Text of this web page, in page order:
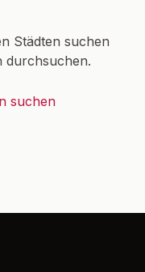
Städten suchen
durchsuchen.
suchen